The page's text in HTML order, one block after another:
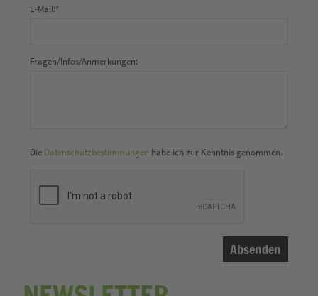
E-Mail:*
Fragen/Infos/Anmerkungen:
Die Datenschutzbestimmungen habe ich zur Kenntnis genommen.